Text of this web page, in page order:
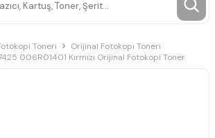
Toneri
Orijinal Fotokopi Toneri
006R01401 Kırmızı Orijinal Fotokopi Toner